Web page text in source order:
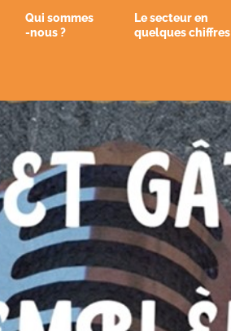
Qui sommes
-nous ?
Le secteur en
quelques chiffres